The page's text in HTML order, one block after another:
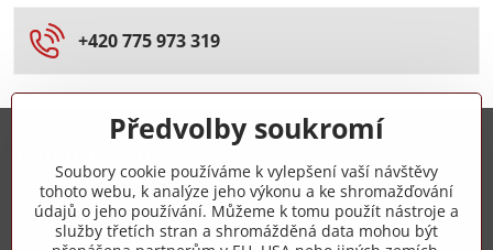
+420 775 973 319
+420 775 973 319
Předvolby soukromí
Soubory cookie používáme k vylepšení vaší návštěvy
tohoto webu, k analýze jeho výkonu a ke shromažďování
údajů o jeho používání. Můžeme k tomu použít nástroje a
služby třetích stran a shromážděná data mohou být